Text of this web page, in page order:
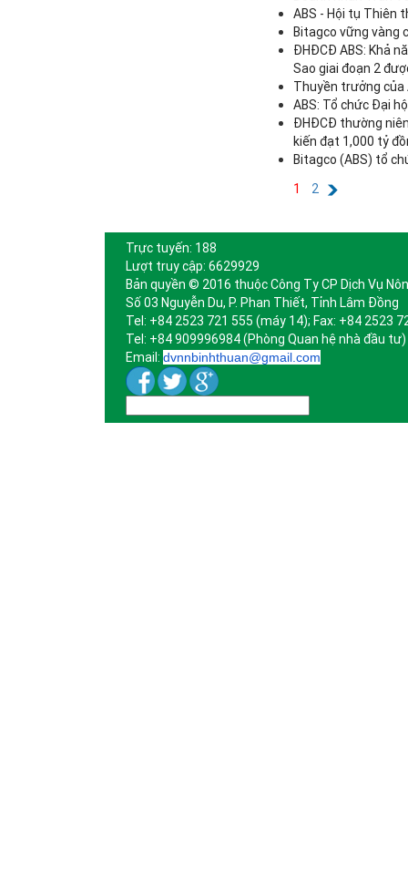
ABS - Hội tụ Thiên
Bitagco vững vàng
ĐHĐCĐ ABS: Khả
Sao giai đoạn 2
Thuyền trưởng của
ABS: Tổ chức Đại
ĐHĐCĐ thường
kiến đạt 1,000 tỷ
Bitagco (ABS) tổ
1
2
Trực tuyến: 188
Lượt truy cập: 6629929
Bản quyền © 2016 thuộc Công Ty CP Dịch Vụ
Số 03 Nguyễn Du, P. Phan Thiết, Tỉnh Lâm Đồng
Tel: +84 2523 721 555 (máy 14); Fax: +84 2523
Tel: +84 909996984 (Phòng Quan hệ nhà đầu tư)
Email: dvnnbinhthuan@gmail.com